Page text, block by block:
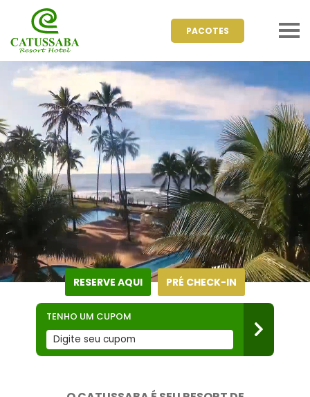
PACOTES
RESERVE AQUI PRÉ CHECK-IN
TENHO UM CUPOM